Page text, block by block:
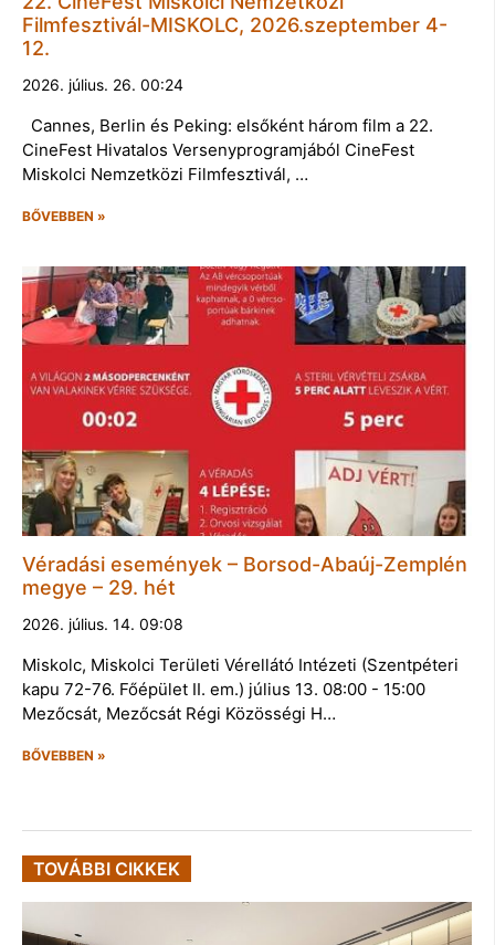
Filmfesztivál-MISKOLC, 2026.szeptember 4-
12.
2026. július. 26. 00:24
Cannes, Berlin és Peking: elsőként három film a 22.
CineFest Hivatalos Versenyprogramjából CineFest
Miskolci Nemzetközi Filmfesztivál, …
BŐVEBBEN »
Véradási események – Borsod-Abaúj-Zemplén
megye – 29. hét
2026. július. 14. 09:08
Miskolc, Miskolci Területi Vérellátó Intézeti (Szentpéteri
kapu 72-76. Főépület II. em.) július 13. 08:00 - 15:00
Mezőcsát, Mezőcsát Régi Közösségi H…
BŐVEBBEN »
TOVÁBBI CIKKEK